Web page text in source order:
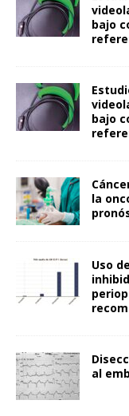
bajo
bajo
la
Uso
al